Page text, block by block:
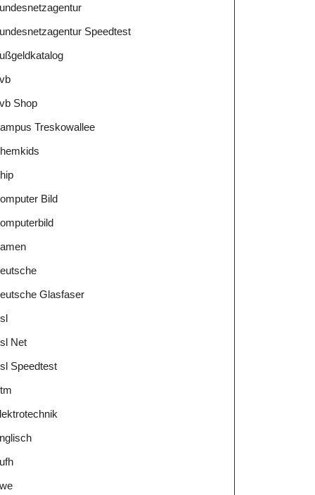
Speedtest
Shop
Treskowallee
Bild
Glasfaser
Net
Speedtest